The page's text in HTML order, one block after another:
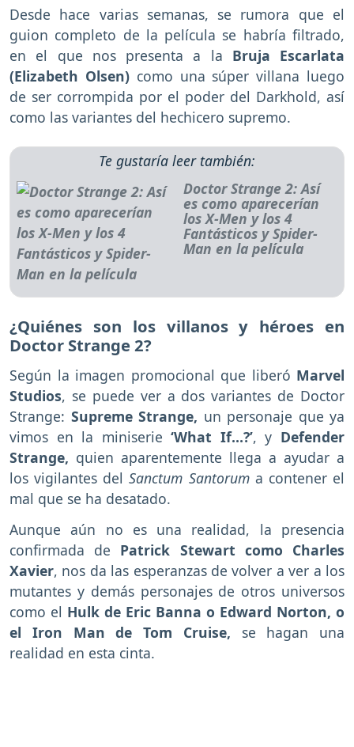
Desde hace varias semanas, se rumora que el
guion completo de la película se habría filtrado,
en el que nos presenta a la Bruja Escarlata
(Elizabeth Olsen)como una súper villana luego
de ser corrompida por el poder del Darkhold, así
como las variantes del hechicero supremo.
Te gustaría leer también:
Doctor Strange 2: Así
es como aparecerían
los X-Men y los 4
Fantásticos y Spider-
Man en la película
¿Quiénes son los villanos y héroes en
Doctor Strange 2?
Según la imagen promocional que liberó Marvel
Studios, se puede ver a dos variantes de Doctor
Strange: Supreme Strange, un personaje que ya
vimos en la miniserie‘What If…?’, y Defender
Strange, quien aparentemente llega a ayudar a
los vigilantes delSanctum Santoruma contener el
mal que se ha desatado.
Aunque aún no es una realidad, la presencia
confirmada de Patrick Stewart como Charles
Xavier, nos da las esperanzas de volver a ver a los
mutantes y demás personajes de otros universos
como el Hulk de Eric Banna o Edward Norton, o
el Iron Man de Tom Cruise, se hagan una
realidad en esta cinta.